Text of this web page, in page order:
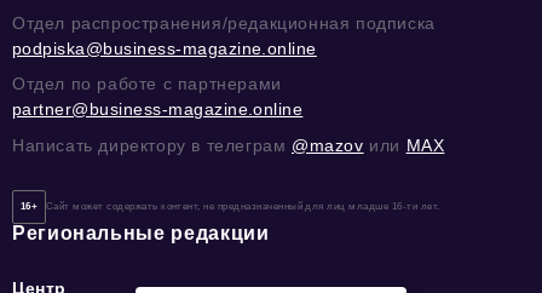
Отдел распространения/редакционная подписка
podpiska@business-magazine.online
Отдел по работе с партнерами
partner@business-magazine.online
Написать директору в телеграм @mazov или MAX
16+ Сайт может содержать контент, не предназначенный для лиц младше 16-ти лет.
Региональные редакции
Центр